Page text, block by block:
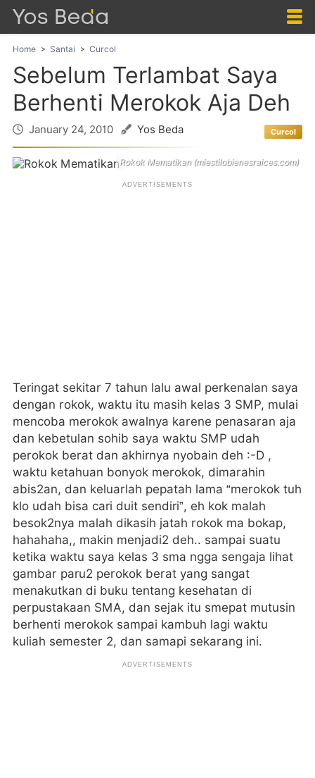
Home Santai Curcol
Sebelum Terlambat Saya
Berhenti Merokok Aja Deh
January 24, 2010 Yos Beda Curcol
Rokok Mematikan (miestilobienesraices.com)
Teringat sekitar 7 tahun lalu awal perkenalan saya
dengan rokok, waktu itu masih kelas 3 SMP, mulai
mencoba merokok awalnya karene penasaran aja
dan kebetulan sohib saya waktu SMP udah
perokok berat dan akhirnya nyobain deh :-D ,
waktu ketahuan bonyok merokok, dimarahin
abis2an, dan keluarlah pepatah lama “merokok tuh
klo udah bisa cari duit sendiri”, eh kok malah
besok2nya malah dikasih jatah rokok ma bokap,
hahahaha,, makin menjadi2 deh.. sampai suatu
ketika waktu saya kelas 3 sma ngga sengaja lihat
gambar paru2 perokok berat yang sangat
menakutkan di buku tentang kesehatan di
perpustakaan SMA, dan sejak itu smepat mutusin
berhenti merokok sampai kambuh lagi waktu
kuliah semester 2, dan samapi sekarang ini.